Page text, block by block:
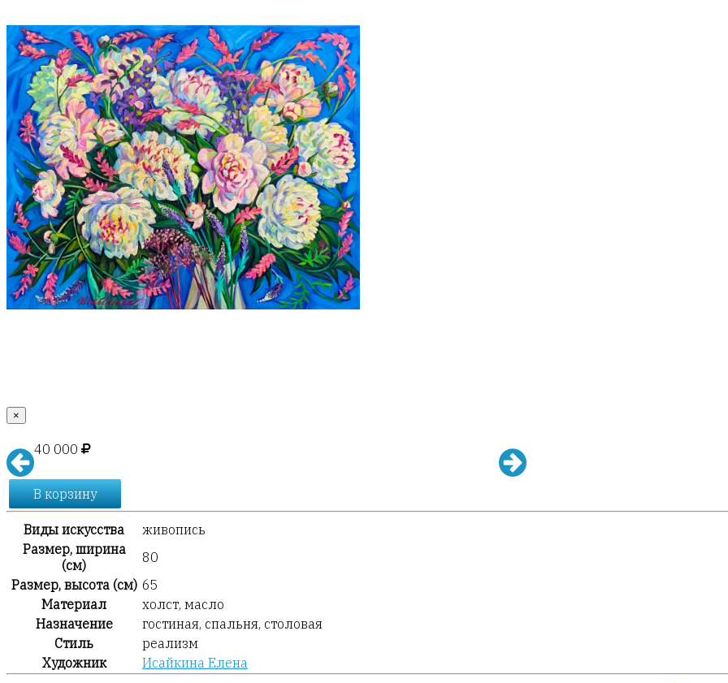
×
40 000
В корзину
Виды искусства
живопись
Размер, ширина
(см)
80
Размер, высота (см) 65
Материал
холст, масло
Назначение
гостиная, спальня, столовая
Стиль
реализм
Художник
Исайкина Елена